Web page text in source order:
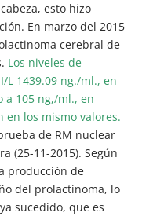
esto hizo
En marzo del 2015
cerebral de
Los niveles de
L 1439.09 ng./ml., en
a 105 ng,/ml., en
en los mismo valores.
de RM nuclear
(25-11-2015). Según
producción de
del prolactinoma, lo
sucedido, que es